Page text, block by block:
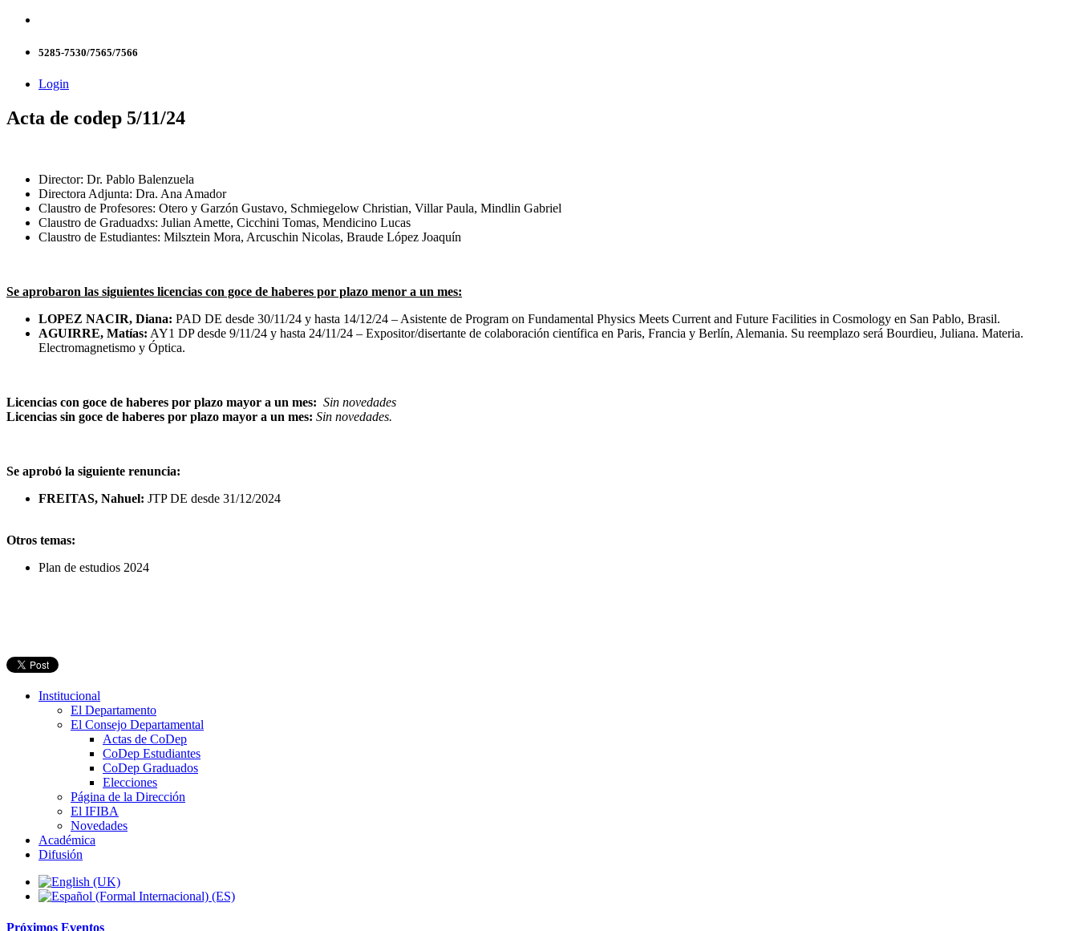
5285-7530/7565/7566
Login
Acta de codep 5/11/24
Director: Dr. Pablo Balenzuela
Directora Adjunta: Dra. Ana Amador
Claustro de Profesores: Otero y Garzón Gustavo, Schmiegelow Christian, Villar Paula, Mindlin Gabriel
Claustro de Graduadxs: Julian Amette, Cicchini Tomas, Mendicino Lucas
Claustro de Estudiantes: Milsztein Mora, Arcuschin Nicolas, Braude López Joaquín
Se aprobaron las siguientes licencias con goce de haberes por plazo menor a un mes:
LOPEZ NACIR, Diana: PAD DE desde 30/11/24 y hasta 14/12/24 – Asistente de Program on Fundamental Physics Meets Current and Future Facilities in Cosmology en San Pablo, Brasil.
AGUIRRE, Matías: AY1 DP desde 9/11/24 y hasta 24/11/24 – Expositor/disertante de colaboración científica en Paris, Francia y Berlín, Alemania. Su reemplazo será Bourdieu, Juliana. Materia.
Electromagnetismo y Óptica.
Licencias con goce de haberes por plazo mayor a un mes: Sin novedades
Licencias sin goce de haberes por plazo mayor a un mes: Sin novedades.
Se aprobó la siguiente renuncia:
FREITAS, Nahuel: JTP DE desde 31/12/2024
Otros temas:
Plan de estudios 2024
Institucional
El Departamento
El Consejo Departamental
Actas de CoDep
CoDep Estudiantes
CoDep Graduados
Elecciones
Página de la Dirección
El IFIBA
Novedades
Académica
Difusión
Próximos Eventos